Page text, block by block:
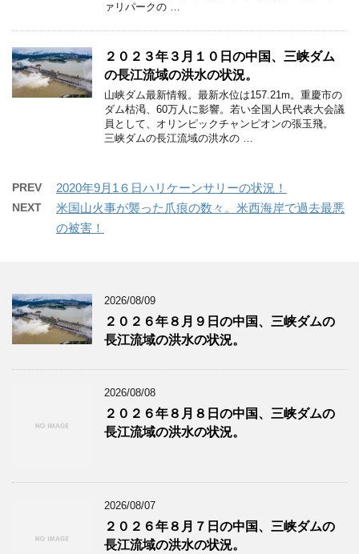
ァリパークの …
２０２３年３月１０日の中国、三峡ダム
の長江流域の洪水の状況。
山峡ダム最新情報。最新水位は157.21m。重慶市の
ダム枯渇、60万人に影響。若い全国人民代表大会議
員として、オリンピックチャンピオンの張玉飛。
三峡ダムの長江流域の洪水の …
PREV 2020年9月1６日ハリケーンサリーの状況！
NEXT
米国山火事が襲った爪痕の数々。米西海岸で過去最悪
の被害！
2026/08/09
２０２６年８月９日の中国、三峡ダムの
長江流域の洪水の状況。
2026/08/08
２０２６年８月８日の中国、三峡ダムの
長江流域の洪水の状況。
2026/08/07
２０２６年８月７日の中国、三峡ダムの
長江流域の洪水の状況。